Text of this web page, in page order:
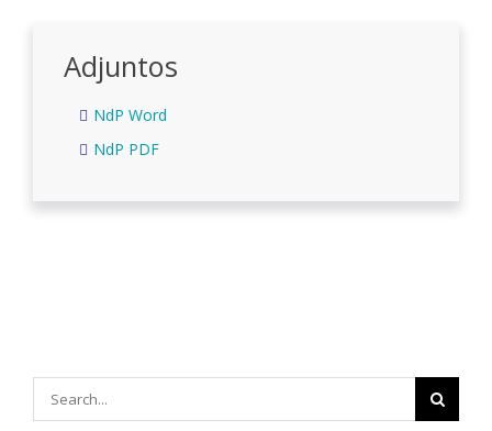
Adjuntos
NdP Word
NdP PDF